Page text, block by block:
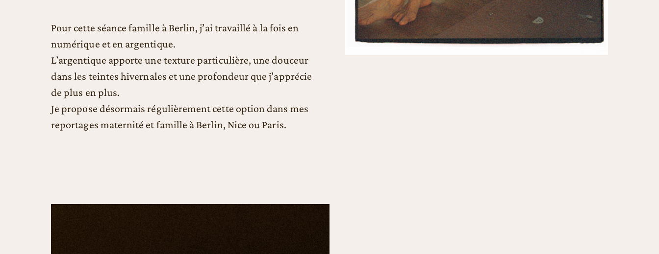
Pour cette séance famille à Berlin, j’ai travaillé à la fois en
numérique et en argentique.
L’argentique apporte une texture particulière, une douceur
dans les teintes hivernales et une profondeur que j’apprécie
de plus en plus.
Je propose désormais régulièrement cette option dans mes
reportages maternité et famille à Berlin, Nice ou Paris.